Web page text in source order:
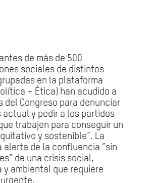
de más de 500
sociales de distintos
en la plataforma
+ Ética) han acudido a
del Congreso para denunciar
actual y pedir a los partidos
trabajen para conseguir un
y sostenible”. La
alerta de la confluencia “sin
de una crisis social,
y ambiental que requiere